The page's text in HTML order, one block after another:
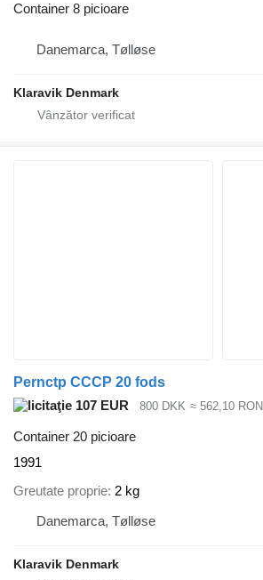
Container 8 picioare
Danemarca, Tølløse
Klaravik Denmark
Pernctp CCCP 20 fods
107 EUR
800 DKK ≈ 562,10 RON
Container 20 picioare
1991
Greutate proprie 2 kg
Danemarca, Tølløse
Klaravik Denmark